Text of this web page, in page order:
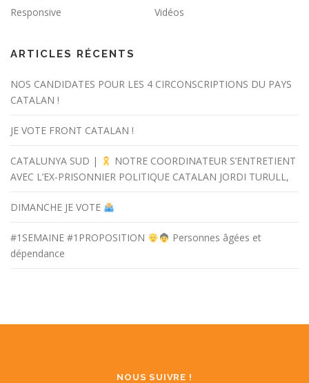
Responsive
Vidéos
ARTICLES RÉCENTS
NOS CANDIDATES POUR LES 4 CIRCONSCRIPTIONS DU PAYS
CATALAN !
JE VOTE FRONT CATALAN !
CATALUNYA SUD |
NOTRE COORDINATEUR S’ENTRETIENT
AVEC L’EX-PRISONNIER POLITIQUE CATALAN JORDI TURULL,
DIMANCHE JE VOTE
#1SEMAINE #1PROPOSITION
Personnes âgées et
dépendance
NOUS SUIVRE !